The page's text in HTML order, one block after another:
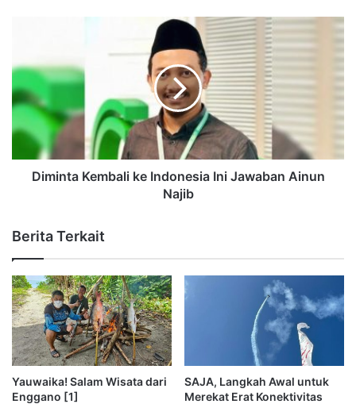
Diminta Kembali ke Indonesia Ini Jawaban Ainun
Najib
Berita Terkait
Yauwaika! Salam Wisata dari
Enggano [1]
SAJA, Langkah Awal untuk
Merekat Erat Konektivitas